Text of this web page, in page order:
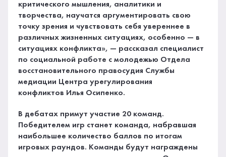
критического мышления, аналитики и
творчества, научатся аргументировать свою
точку зрения и чувствовать себя увереннее в
различных жизненных ситуациях, особенно — в
ситуациях конфликта», — рассказал специалист
по социальной работе с молодежью Отдела
восстановительного правосудия Службы
медиации Центра урегулирования
конфликтов Илья Осипенко.
В дебатах примут участие 20 команд.
Победителем игр станет команда, набравшая
наибольшее количество баллов по итогам
игровых раундов. Команды будут награждены